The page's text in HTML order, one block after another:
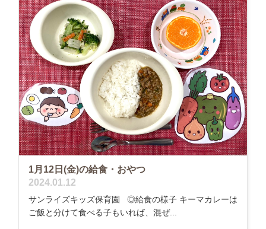
1月12日(金)の給食・おやつ
2024.01.12
サンライズキッズ保育園 ◎給食の様子 キーマカレーは
ご飯と分けて食べる子もいれば、混ぜ...